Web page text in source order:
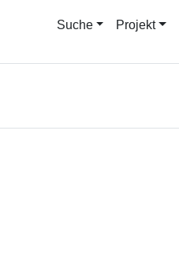
Suche Projekt